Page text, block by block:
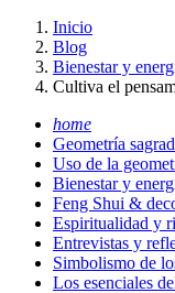
Inicio
Blog
Bienestar y
Cultiva el
home
Geometría
Uso de la
Bienestar y
Feng Shui &
Espiritualidad y
Entrevistas y
Simbolismo de
Los esenciales